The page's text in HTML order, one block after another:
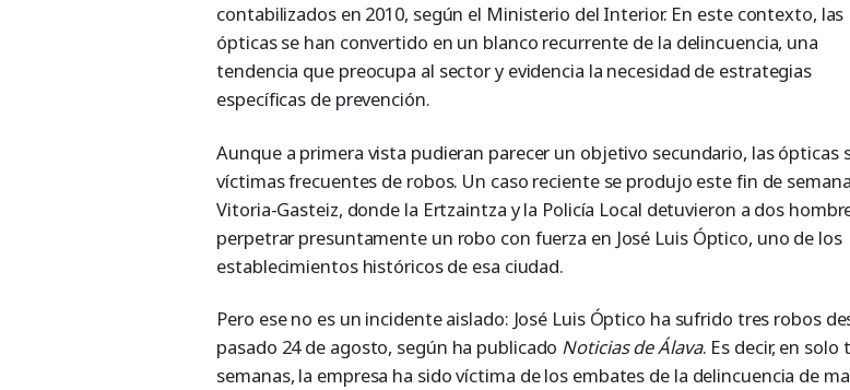
contabilizados en 2010, según el Ministerio del Interior. En este contexto, las
ópticas se han convertido en un blanco recurrente de la delincuencia, una
tendencia que preocupa al sector y evidencia la necesidad de estrategias
específicas de prevención.
Aunque a primera vista pudieran parecer un objetivo secundario, las ópticas
víctimas frecuentes de robos. Un caso reciente se produjo este fin de
Vitoria-Gasteiz, donde la Ertzaintza y la Policía Local detuvieron a dos
perpetrar presuntamente un robo con fuerza en José Luis Óptico, uno de los
establecimientos históricos de esa ciudad.
Pero ese no es un incidente aislado: José Luis Óptico ha sufrido tres robos
pasado 24 de agosto, según ha publicado Noticias de Álava. Es decir, en solo
semanas, la empresa ha sido víctima de los embates de la delincuencia de